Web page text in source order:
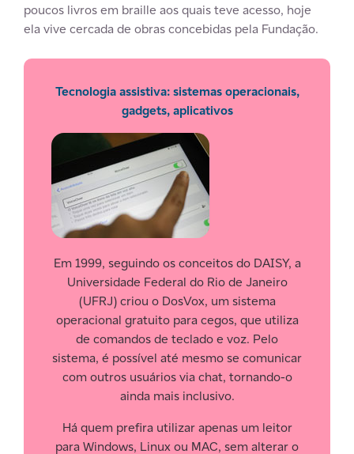
poucos livros em braille aos quais teve acesso, hoje
ela vive cercada de obras concebidas pela Fundação.
Tecnologia assistiva: sistemas operacionais,
gadgets, aplicativos
Em 1999, seguindo os conceitos do DAISY, a
Universidade Federal do Rio de Janeiro
(UFRJ) criou o DosVox, um sistema
operacional gratuito para cegos, que utiliza
de comandos de teclado e voz. Pelo
sistema, é possível até mesmo se comunicar
com outros usuários via chat, tornando-o
ainda mais inclusivo.
Há quem prefira utilizar apenas um leitor
para Windows, Linux ou MAC, sem alterar o